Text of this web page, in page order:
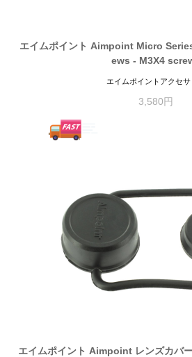
エイムポイント Aimpoint Micro
ews - M3X4
エイムポイントアクセサ
3,580円
エイムポイント Aimpoint レンズカバ